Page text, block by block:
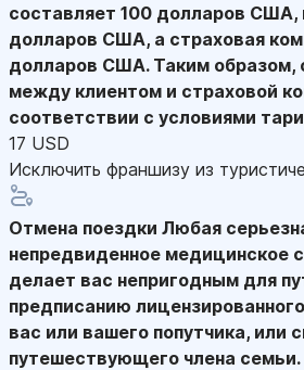
составляет 100 долларов США,
долларов США, а страховая
долларов США. Таким образом,
между клиентом и страховой
соответствии с условиями
17 USD
Исключить франшизу из
Отмена поездки Любая
непредвиденное медицинское
делает вас непригодным для
предписанию
вас или вашего попутчика, или
путешествующего члена семьи.